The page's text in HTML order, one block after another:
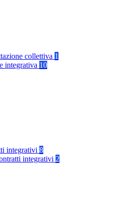
collettiva 1
integrativa 10
integrativi 8
integrativi 2